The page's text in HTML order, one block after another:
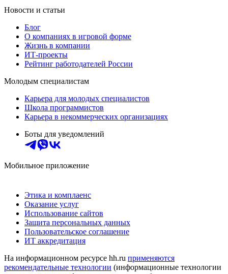
Новости и статьи
Блог
О компаниях в игровой форме
Жизнь в компании
ИТ-проекты
Рейтинг работодателей России
Молодым специалистам
Карьера для молодых специалистов
Школа программистов
Карьера в некоммерческих организациях
Боты для уведомлений
Мобильное приложение
Этика и комплаенс
Оказание услуг
Использование сайтов
Защита персональных данных
Пользовательское соглашение
ИТ аккредитация
На информационном ресурсе hh.ru применяются
рекомендательные технологии (информационные технологии